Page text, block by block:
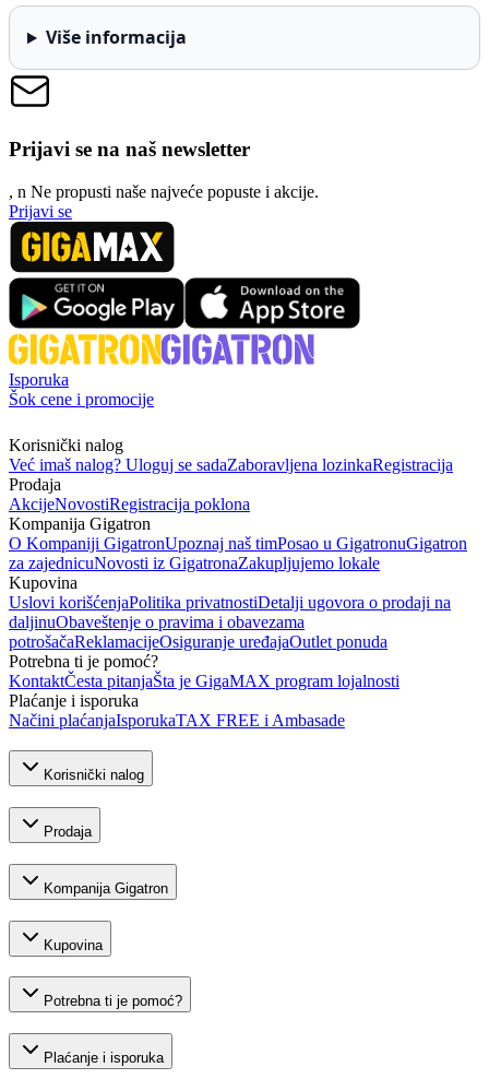
Više informacija
Prijavi se na naš newsletter
, n Ne propusti naše najveće popuste i akcije.
Prijavi se
Isporuka
Šok cene i promocije
Korisnički nalog
Već imaš nalog? Uloguj se sadaZaboravljena lozinkaRegistracija
Prodaja
AkcijeNovostiRegistracija poklona
Kompanija Gigatron
O Kompaniji GigatronUpoznaj naš timPosao u GigatronuGigatron
za zajednicuNovosti iz GigatronaZakupljujemo lokale
Kupovina
Uslovi korišćenjaPolitika privatnostiDetalji ugovora o prodaji na
daljinuObaveštenje o pravima i obavezama
potrošačaReklamacijeOsiguranje uređajaOutlet ponuda
Potrebna ti je pomoć?
KontaktČesta pitanjaŠta je GigaMAX program lojalnosti
Plaćanje i isporuka
Načini plaćanjaIsporukaTAX FREE i Ambasade
Korisnički nalog
Prodaja
Kompanija Gigatron
Kupovina
Potrebna ti je pomoć?
Plaćanje i isporuka